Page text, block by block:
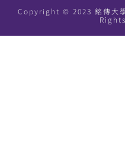
Copyright © 2023 銘傳大